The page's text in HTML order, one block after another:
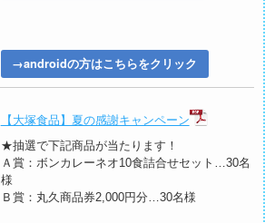
→androidの方はこちらをクリック
【大塚食品】夏の感謝キャンペーン
★抽選で下記商品が当たります！
Ａ賞：ボンカレーネオ10食詰合せセット…30名
様
Ｂ賞：丸久商品券2,000円分…30名様